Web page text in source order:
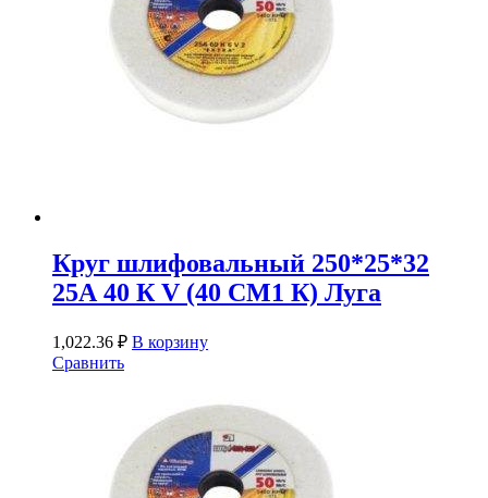
Круг шлифовальный 250*25*32
25А 40 К V (40 СМ1 К) Луга
1,022.36 ₽ В корзину
Сравнить